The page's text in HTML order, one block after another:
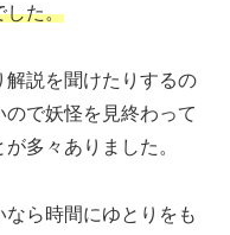
した。
説を聞けたりするの
で妖怪を見終わって
多々ありました。
ら時間にゆとりをも